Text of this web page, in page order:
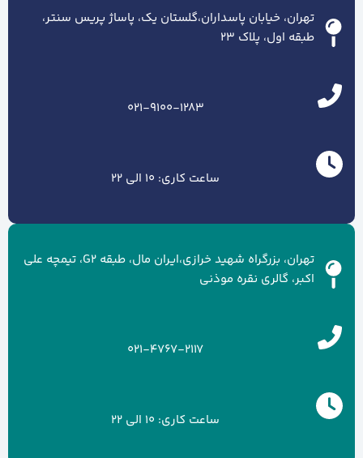
تهران، خیابان پاسداران،گلستان یک، پاساژ پریس سنتر،
طبقه اول، پلاک ۲۳
021-9100-1283
ساعت کاری: 10 الی 22
تهران، بزرگراه شهید خرازی،ایران مال، طبقه G2، تیمچه علی
اکبر، گالری نقره موذنی
021-4767-2117
ساعت کاری: 10 الی 22